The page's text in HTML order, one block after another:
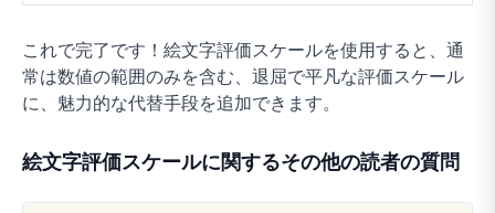
これで完了です！絵文字評価スケールを使用すると、通
常は数値の範囲のみを含む、退屈で平凡な評価スケール
に、魅力的な代替手段を追加できます。
絵文字評価スケールに関するその他の読者の質問